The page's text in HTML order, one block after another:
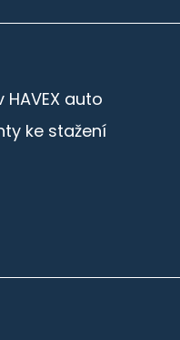
HAVEX auto
ke stažení